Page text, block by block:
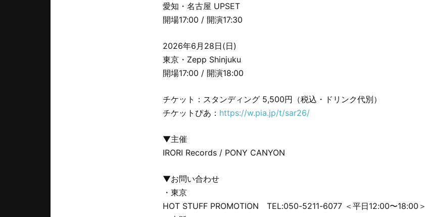
愛知・名古屋 UPSET
開場17:00 / 開演17:30
2026年6月28日(日)
東京・Zepp Shinjuku
開場17:00 / 開演18:00
チケット：スタンディング 5,500円（税込・ドリンク代別）
チケットぴあ： https://w.pia.jp/t/sar26/
▼主催
IRORI Records / PONY CANYON
▼お問い合わせ
・東京
HOT STUFF PROMOTION TEL:050-5211-6077 ＜平日12:00〜18:00＞